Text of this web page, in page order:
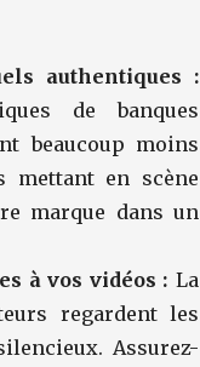
authentiques :
de banques
beaucoup moins
mettant en scène
marque dans un
à vos vidéos : La
regardent les
Assurez-